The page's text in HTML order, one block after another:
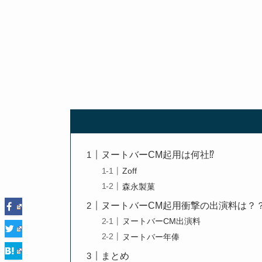
ヌートバーCM起用は何社⁉︎
Zoff
森永製菓
ヌートバーCM起用衝撃の出演料は？
ヌートバーCM出演料
ヌートバー年俸
まとめ